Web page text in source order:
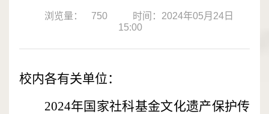
浏览量： 750
时间：2024年05月24日
15:00
校内各有关单位：
2024年国家社科基金文化遗产保护传